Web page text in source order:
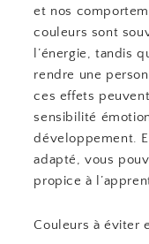
et nos
couleurs sont
l’énergie, tandis
rendre une
ces effets
sensibilité
développement.
adapté, vous
propice à
Couleurs à éviter